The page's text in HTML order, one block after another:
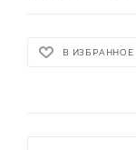
В ИЗБРАННОЕ